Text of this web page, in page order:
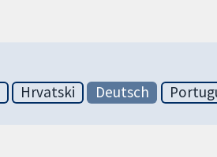
Hrvatski Deutsch